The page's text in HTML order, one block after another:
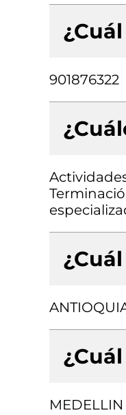
901876322
MEDELLIN